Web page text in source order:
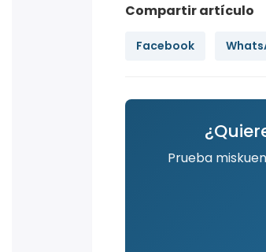
Compartir artículo
Facebook
Prueba